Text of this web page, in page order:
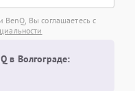
BenQ, Вы соглашаетесь с
в Волгограде: